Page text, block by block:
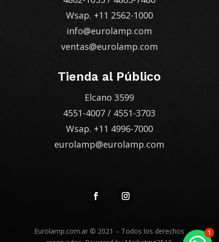
Wsap. +11 2562-1000
info@eurolamp.com
ventas@eurolamp.com
Tienda al Público
Elcano 3599
4551-4007 / 4551-3703
Wsap. +11 4996-7000
eurolamp@eurolamp.com
Eurolamp.com.ar © 2021 – Todos los derechos
1